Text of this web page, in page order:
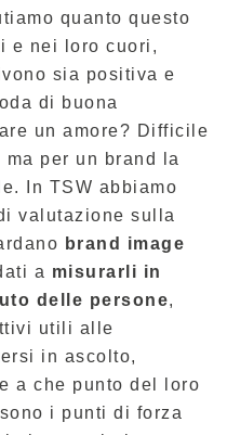
quanto questo
e nei loro cuori,
sia positiva e
di buona
un amore? Difficile
per un brand la
In TSW abbiamo
valutazione sulla
brand image
a misurarli in
delle persone,
utili alle
in ascolto,
a che punto del loro
i punti di forza